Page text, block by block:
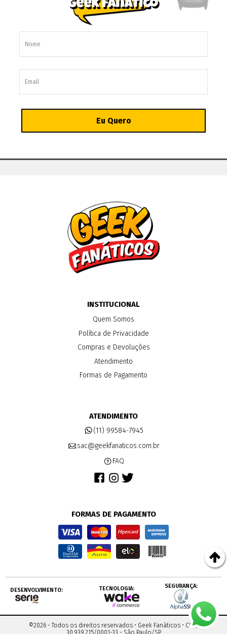
INSTITUCIONAL
Quem Somos
Política de Privacidade
Compras e Devoluções
Atendimento
Formas de Pagamento
ATENDIMENTO
(11) 99584-7945
sac@geekfanaticos.com.br
FAQ
FORMAS DE PAGAMENTO
DESENVOLVIMENTO: TECNOLOGIA: SEGURANÇA:
©2026 - Todos os direitos reservados • Geek Fanáticos• CNPJ:
30.939.215/0001-33 - São Paulo /SP